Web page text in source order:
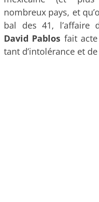
nombreux pays, et
bal des 41, l’affaire
David Pablos fait
tant d’intolérance et